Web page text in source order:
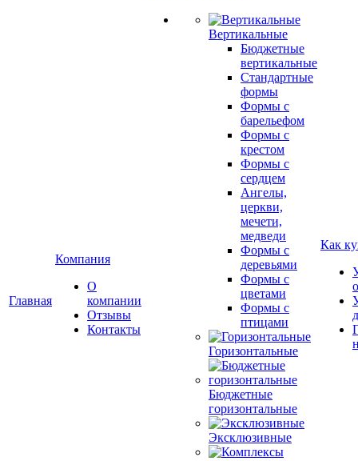
Главная
Компания
О
компании
Отзывы
Контакты
Вертикальные
Бюджетные
вертикальные
Стандартные
формы
Формы с
барельефом
Формы с
крестом
Формы с
сердцем
Ангелы,
церкви,
мечети,
медведи
Формы с
деревьями
Формы с
цветами
Формы с
птицами
Горизонтальные
Бюджетные
горизонтальные
Эксклюзивные
Как